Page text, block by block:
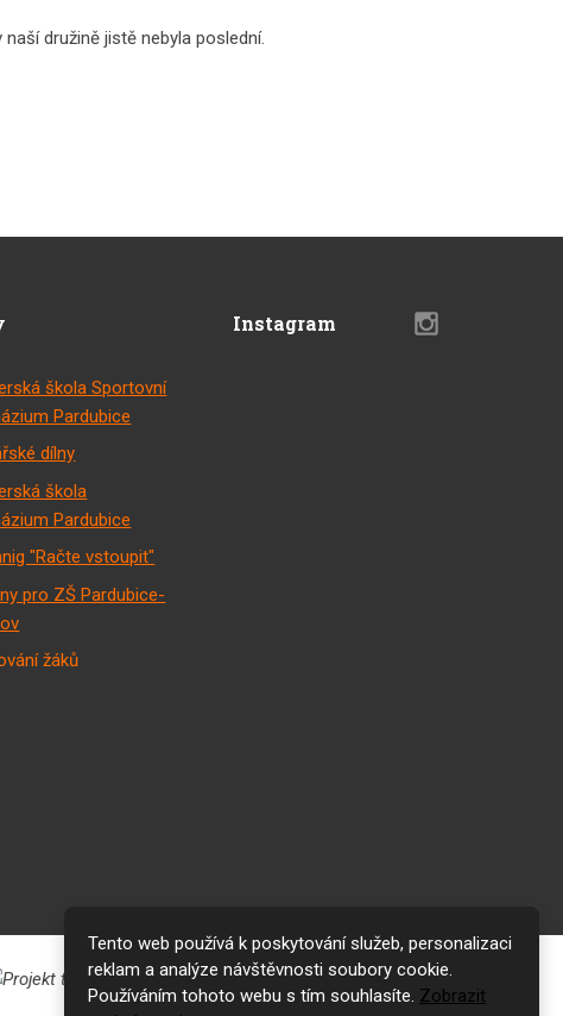
družině jistě nebyla poslední.
škola Sportovní
Pardubice
dílny
škola
Pardubice
"Račte vstoupit"
pro ZŠ Pardubice-
žáků
Instagram
Tento web používá k poskytování služeb, personalizaci
reklam a analýze návštěvnosti soubory cookie.
Používáním tohoto webu s tím souhlasíte. Zobrazit